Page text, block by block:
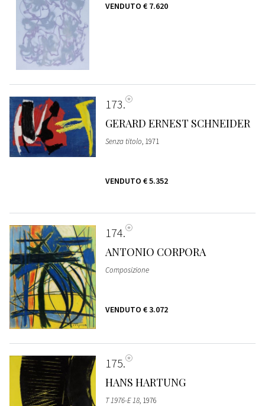
VENDUTO € 7.620
173
GERARD ERNEST SCHNEIDER
Senza titolo, 1971
VENDUTO € 5.352
174
ANTONIO CORPORA
Composizione
VENDUTO € 3.072
175
HANS HARTUNG
T 1976-E 18, 1976